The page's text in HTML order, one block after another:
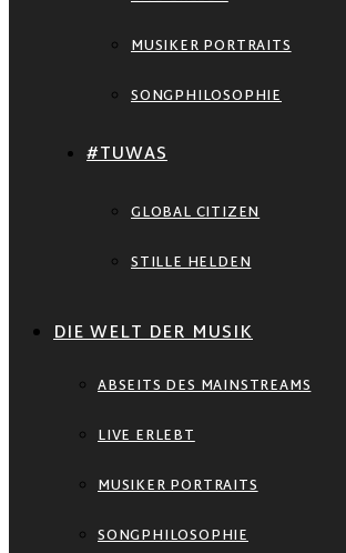
MUSIKER PORTRAITS
SONGPHILOSOPHIE
#TUWAS
GLOBAL CITIZEN
STILLE HELDEN
DIE WELT DER MUSIK
ABSEITS DES MAINSTREAMS
LIVE ERLEBT
MUSIKER PORTRAITS
SONGPHILOSOPHIE